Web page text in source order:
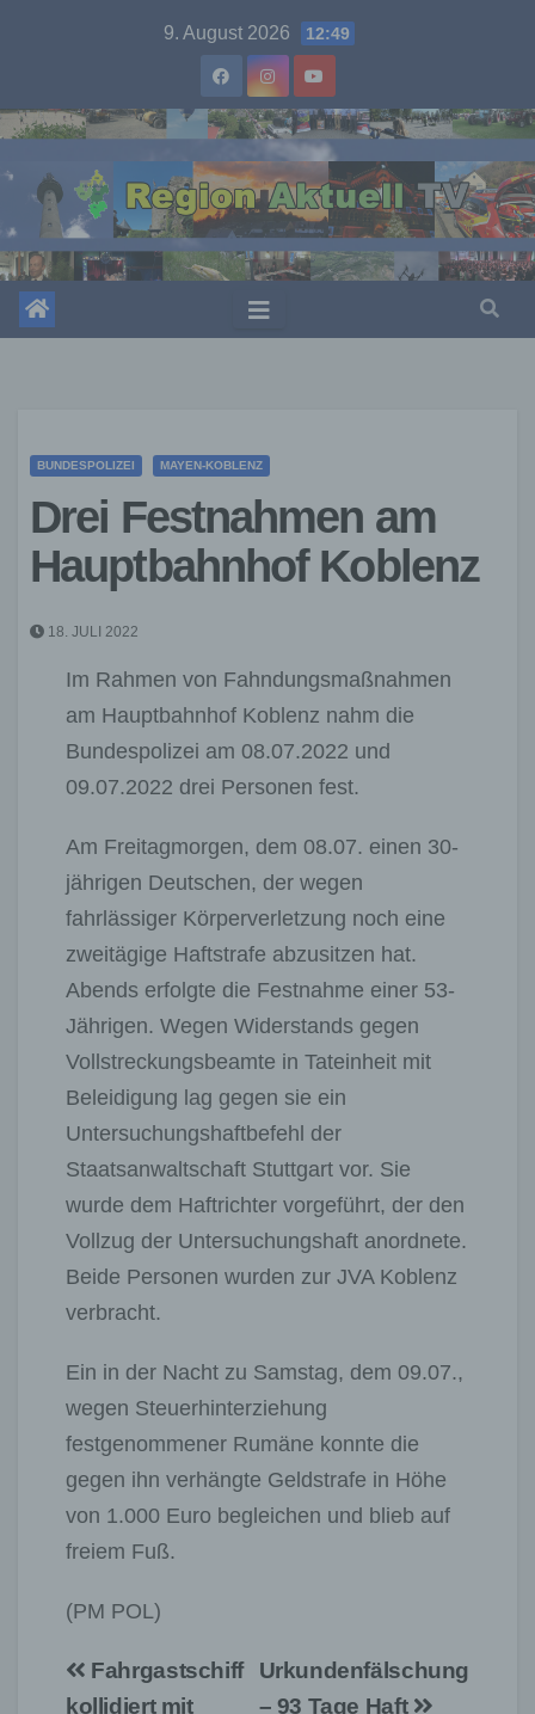
9. August 2026 12:49
BUNDESPOLIZEI MAYEN-KOBLENZ
Drei Festnahmen am
Hauptbahnhof Koblenz
18. JULI 2022
Im Rahmen von Fahndungsmaßnahmen
am Hauptbahnhof Koblenz nahm die
Bundespolizei am 08.07.2022 und
09.07.2022 drei Personen fest.
Am Freitagmorgen, dem 08.07. einen 30-
jährigen Deutschen, der wegen
fahrlässiger Körperverletzung noch eine
zweitägige Haftstrafe abzusitzen hat.
Abends erfolgte die Festnahme einer 53-
Jährigen. Wegen Widerstands gegen
Vollstreckungsbeamte in Tateinheit mit
Beleidigung lag gegen sie ein
Untersuchungshaftbefehl der
Staatsanwaltschaft Stuttgart vor. Sie
wurde dem Haftrichter vorgeführt, der den
Vollzug der Untersuchungshaft anordnete.
Beide Personen wurden zur JVA Koblenz
verbracht.
Ein in der Nacht zu Samstag, dem 09.07.,
wegen Steuerhinterziehung
festgenommener Rumäne konnte die
gegen ihn verhängte Geldstrafe in Höhe
von 1.000 Euro begleichen und blieb auf
freiem Fuß.
(PM POL)
Beitragsnavigation
Urkundenfälschung
– 93 Tage Haft
Fahrgastschiff
kollidiert mit